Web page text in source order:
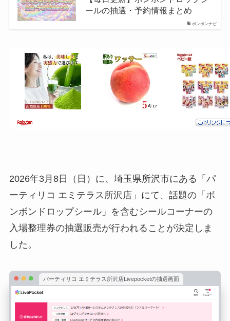
ボンボンナビ
ールの抽選・予約情報まとめ
2026年3月8日（日）に、埼玉県所沢市にある「パ
ーティリコ エミテラス所沢店」にて、話題の「ボ
ンボンドロップシール」を含むシールコーナーの
入場整理券の抽選販売が行われることが決定しま
した。
パーティリコ エミテラス所沢店Livepocketの抽選画面